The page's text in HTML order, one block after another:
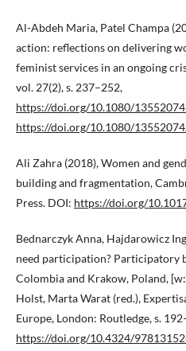
Al-Abdeh Maria, Patel Champa
action: reflections on delivering
feminist services in an ongoing
vol. 27(2), s. 237–252,
https://doi.org/10.1080/
https://doi.org/10.1080/
Ali Zahra (2018), Women and
building and fragmentation,
Press. DOI: https://doi.org/
Bednarczyk Anna, Hajdarowicz
need participation? Participatory
Colombia and Krakow, Poland,
Holst, Marta Warat (red.),
Europe, London: Routledge, s.
https://doi.org/10.4324/